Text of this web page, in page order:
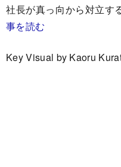
社長が真っ向から対立す
事を読む
Key Visual by Kaoru